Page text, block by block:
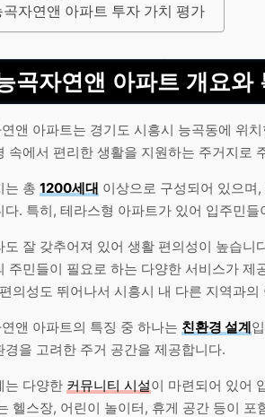
자연앤 아파트 투자 가치 평가
곡자연앤 아파트 개요와
앤 아파트는 경기도 시흥시 능곡동에 위
속에서 편리한 생활을 지원하는 주거지로
는 총 1200세대 이상으로 구성되어 있으며
다. 특히, 테라스형 아파트가 있어 입주민
도 잘 갖추어져 있어 생활 편의성이 높습
주민들이 필요로 하는 다양한 서비스가 제
의성도 뛰어나서 시흥시 내 다른 지역과의
앤 아파트의 특징 중 하나는 친환경 설계
경을 고려한 주거 공간을 제공합니다.
는 다양한 커뮤니티 시설이 마련되어 있어
헬스장, 어린이 놀이터, 휴게 공간 등이 포